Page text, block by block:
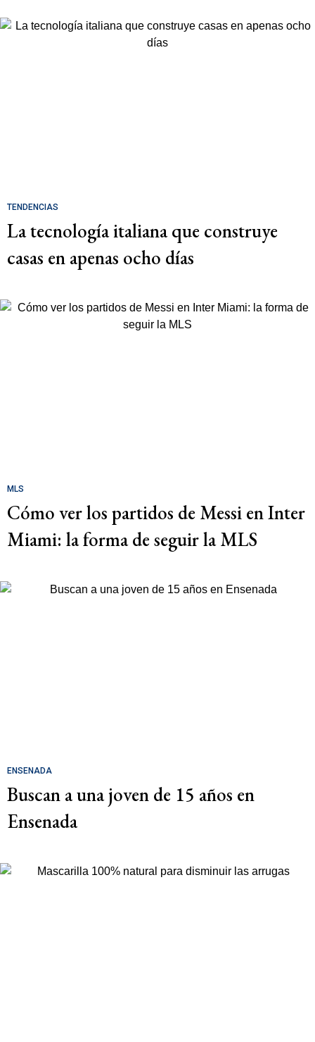
TENDENCIAS
La tecnología italiana que construye
casas en apenas ocho días
MLS
Cómo ver los partidos de Messi en Inter
Miami: la forma de seguir la MLS
ENSENADA
Buscan a una joven de 15 años en
Ensenada